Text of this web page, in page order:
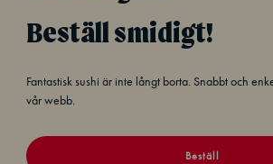
Beställ smidigt!
Fantastisk sushi är inte långt borta. Snabbt och
vår webb.
Beställ